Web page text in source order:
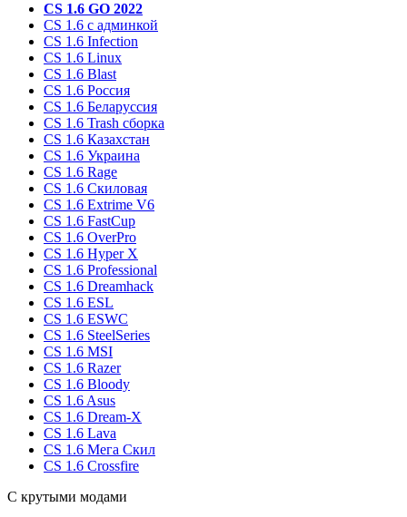
CS 1.6 GO 2022
CS 1.6 с админкой
CS 1.6 Infection
CS 1.6 Linux
CS 1.6 Blast
CS 1.6 Россия
CS 1.6 Беларуссия
CS 1.6 Trash сборка
CS 1.6 Казахстан
CS 1.6 Украина
CS 1.6 Rage
CS 1.6 Скиловая
CS 1.6 Extrime V6
CS 1.6 FastCup
CS 1.6 OverPro
CS 1.6 Hyper X
CS 1.6 Professional
CS 1.6 Dreamhack
CS 1.6 ESL
CS 1.6 ESWC
CS 1.6 SteelSeries
CS 1.6 MSI
CS 1.6 Razer
CS 1.6 Bloody
CS 1.6 Asus
CS 1.6 Dream-X
CS 1.6 Lava
CS 1.6 Мега Скил
CS 1.6 Crossfire
С крутыми модами